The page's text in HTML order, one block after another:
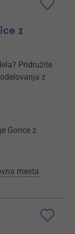
z
Pridružite
z
Gorice z
mesta